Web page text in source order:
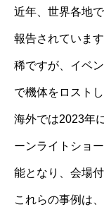
近年、世界各地
報告されていま
稀ですが、イベ
で機体をロスト
海外では2023年
ーンライトショ
能となり、会場
これらの事例は